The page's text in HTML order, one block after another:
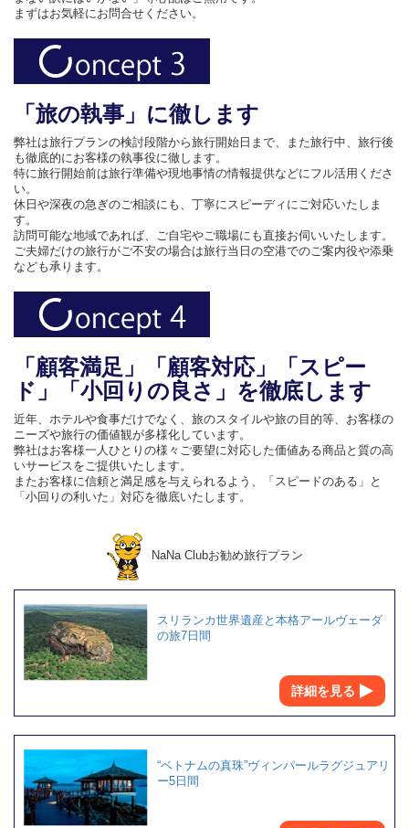
まずはお気軽にお問合せください。
「旅の執事」に徹します
弊社は旅行プランの検討段階から旅行開始日まで、また旅行中、旅行後
も徹底的にお客様の執事役に徹します。
特に旅行開始前は旅行準備や現地事情の情報提供などにフル活用くださ
い。
休日や深夜の急ぎのご相談にも、丁寧にスピーディにご対応いたしま
す。
訪問可能な地域であれば、ご自宅やご職場にも直接お伺いいたします。
ご夫婦だけの旅行がご不安の場合は旅行当日の空港でのご案内役や添乗
なども承ります。
「顧客満足」「顧客対応」「スピー
ド」「小回りの良さ」を徹底します
近年、ホテルや食事だけでなく、旅のスタイルや旅の目的等、お客様の
ニーズや旅行の価値観が多様化しています。
弊社はお客様一人ひとりの様々ご要望に対応した価値ある商品と質の高
いサービスをご提供いたします。
またお客様に信頼と満足感を与えられるよう、「スピードのある」と
「小回りの利いた」対応を徹底いたします。
NaNa Clubお勧め旅行プラン
スリランカ世界遺産と本格アールヴェーダ
の旅7日間
詳細を見る
“ベトナムの真珠”ヴィンパールラグジュアリ
ー5日間